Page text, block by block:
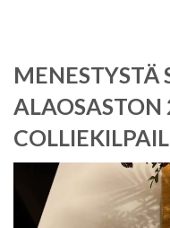
MENESTYSTÄ
ALAOSASTON